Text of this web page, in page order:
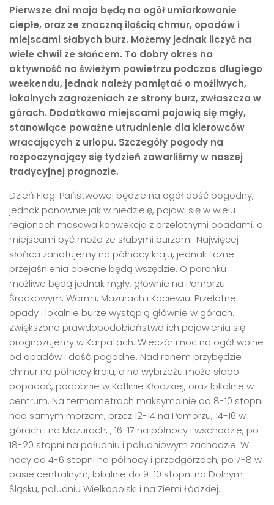
Pierwsze dni maja będą na ogół umiarkowanie
ciepłe, oraz ze znaczną ilością chmur, opadów i
miejscami słabych burz. Możemy jednak liczyć na
wiele chwil ze słońcem. To dobry okres na
aktywność na świeżym powietrzu podczas długiego
weekendu, jednak należy pamiętać o możliwych,
lokalnych zagrożeniach ze strony burz, zwłaszcza w
górach. Dodatkowo miejscami pojawią się mgły,
stanowiące poważne utrudnienie dla kierowców
wracających z urlopu. Szczegóły pogody na
rozpoczynający się tydzień zawarliśmy w naszej
tradycyjnej prognozie.
Dzień Flagi Państwowej będzie na ogół dość pogodny,
jednak ponownie jak w niedzielę, pojawi się w wielu
regionach masowa konwekcja z przelotnymi opadami, a
miejscami być może ze słabymi burzami. Najwięcej
słońca zanotujemy na północy kraju, jednak liczne
przejaśnienia obecne będą wszędzie. O poranku
możliwe będą jednak mgły, głównie na Pomorzu
Środkowym, Warmii, Mazurach i Kociewiu. Przelotne
opady i lokalnie burze wystąpią głównie w górach.
Zwiększone prawdopodobieństwo ich pojawienia się
prognozujemy w Karpatach. Wieczór i noc na ogół wolne
od opadów i dość pogodne. Nad ranem przybędzie
chmur na północy kraju, a na wybrzeżu może słabo
popadać, podobnie w Kotlinie Kłodzkiej, oraz lokalnie w
centrum. Na termometrach maksymalnie od 8-10 stopni
nad samym morzem, przez 12-14 na Pomorzu, 14-16 w
górach i na Mazurach, , 16-17 na północy i wschodzie, po
18-20 stopni na południu i południowym zachodzie. W
nocy od 4-6 stopni na północy i przedgórzach, po 7-8 w
pasie centralnym, lokalnie do 9-10 stopni na Dolnym
Śląsku, południu Wielkopolski i na Ziemi Łódzkiej.